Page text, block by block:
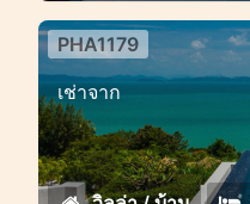
PHA1179
เช่าจาก